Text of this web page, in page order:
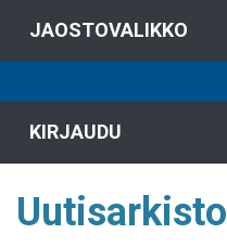
JAOSTOVALIKKO
KIRJAUDU
Uutisarkisto